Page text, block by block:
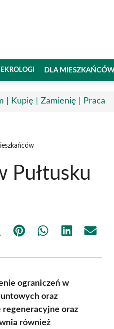
DLA
| Kupię | Zamienię | Praca
Pułtusku
Share Share Share Share
ograniczeń w
oraz
regeneracyjne oraz
również